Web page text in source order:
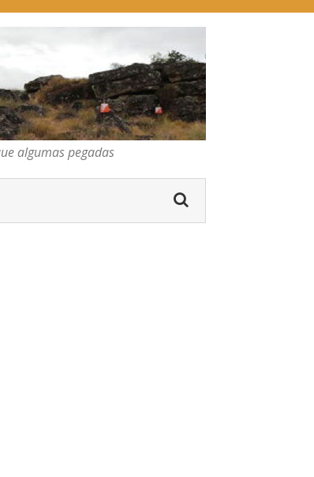
algumas pegadas